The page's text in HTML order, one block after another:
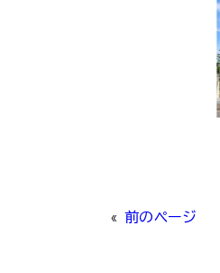
« 前のページ